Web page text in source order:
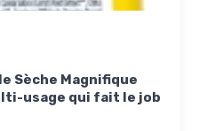
Sèche Magnifique
usage qui fait le job